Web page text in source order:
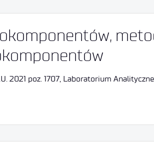
2021 poz. 1707, Laboratorium Analityczne